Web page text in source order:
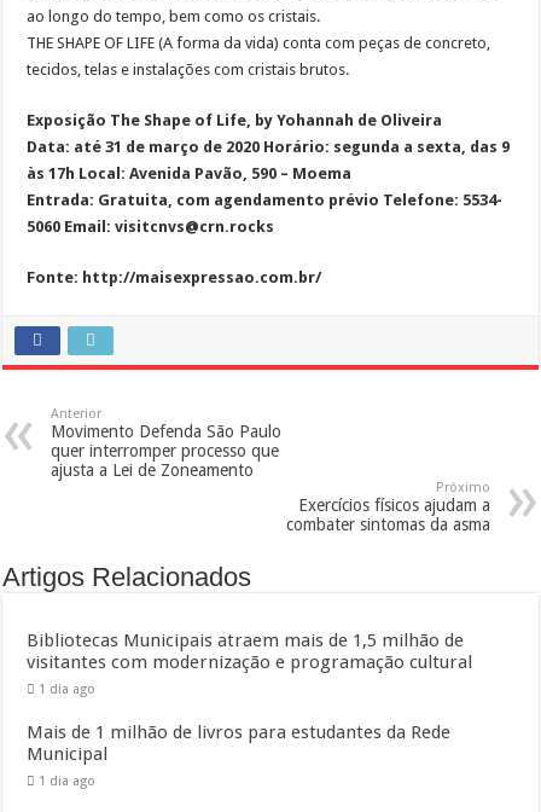
ao longo do tempo, bem como os cristais.
THE SHAPE OF LIFE (A forma da vida) conta com peças de concreto,
tecidos, telas e instalações com cristais brutos.
Exposição The Shape of Life, by Yohannah de Oliveira
Data: até 31 de março de 2020 Horário: segunda a sexta, das 9
às 17h Local: Avenida Pavão, 590 – Moema
Entrada: Gratuita, com agendamento prévio Telefone: 5534-
5060 Email: visitcnvs@crn.rocks
Fonte: http://maisexpressao.com.br/
Anterior
Movimento Defenda São Paulo
quer interromper processo que
ajusta a Lei de Zoneamento
Próximo
Exercícios físicos ajudam a
combater sintomas da asma
Artigos Relacionados
Bibliotecas Municipais atraem mais de 1,5 milhão de
visitantes com modernização e programação cultural
1 dia ago
Mais de 1 milhão de livros para estudantes da Rede
Municipal
1 dia ago